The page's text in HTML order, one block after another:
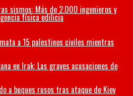
sismos: Más de 2.000 ingenieros y
física edilicia
a 15 palestinos civiles mientras
en Irak: Las graves acusaciones de
a buques rusos tras ataque de Kiev